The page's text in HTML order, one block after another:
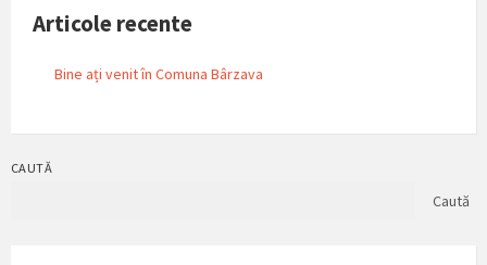
Articole recente
Bine ați venit în Comuna Bârzava
CAUTĂ
Caută